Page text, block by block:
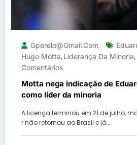
Gperelo@gmail.com
Hugo Motta, Liderança Da Minoria,
Comentários
Motta nega indicação de
como líder da minoria
A licença terminou em 21 de julho,
r não retornou ao Brasil e já…